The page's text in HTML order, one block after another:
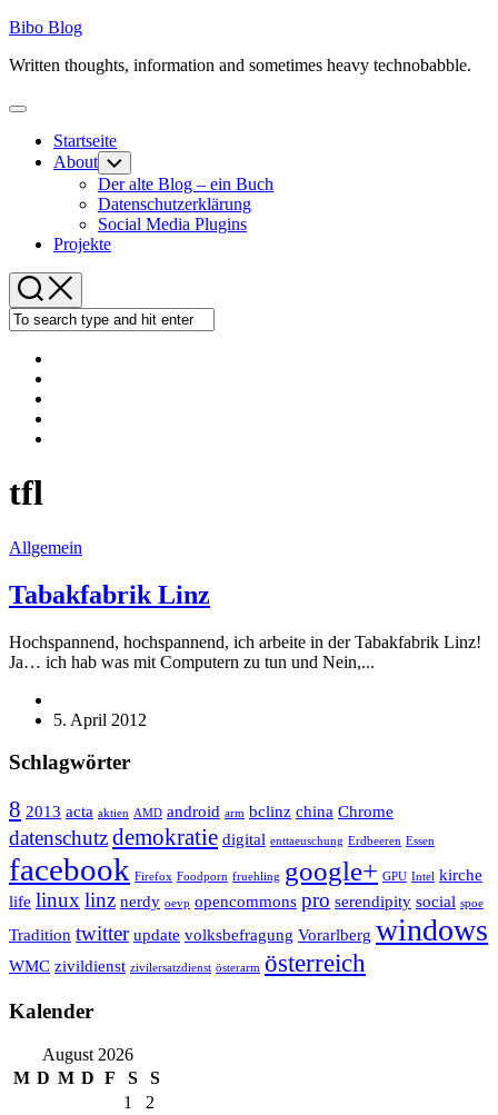
Skip
content
Bibo Blog
Written thoughts, information and sometimes heavy technobabble.
Expand
Startseite
About Toggle
Child
Menu
Der alte Blog – ein Buch
Datenschutzerklärung
Social Media Plugins
Projekte
tfl
Allgemein
Tabakfabrik Linz
Hochspannend, hochspannend, ich arbeite in der Tabakfabrik Linz!
Ja… ich hab was mit Computern zu tun und Nein,...
5. April 2012
Schlagwörter
8 2013 acta aktien AMD android arm bclinz china Chrome
datenschutzdemokratie digital enttaeuschung Erdbeeren Essen
facebook Firefox Foodporn fruehling google+ GPU Intel kirche
life linux linz nerdy oevp opencommons pro serendipity social spoe
Tradition twitter update volksbefragung Vorarlberg windows
WMC zivildienst zivilersatzdienst österarm österreich
Kalender
August 2026
M D M D F S
S
1
2